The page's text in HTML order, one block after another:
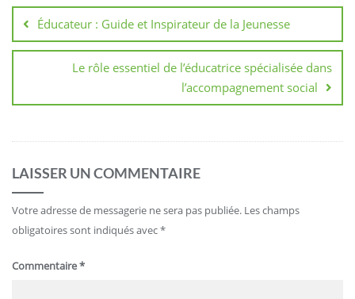
de
l’article
Éducateur : Guide et Inspirateur de la Jeunesse
Le rôle essentiel de l’éducatrice spécialisée dans
l’accompagnement social
LAISSER UN COMMENTAIRE
Votre adresse de messagerie ne sera pas publiée. Les champs
obligatoires sont indiqués avec*
Commentaire*